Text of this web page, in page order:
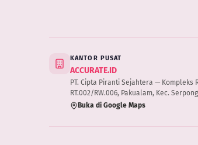
KANTOR PUSAT
ACCURATE.ID
PT. Cipta Piranti Sejahtera — Kompleks
RT.002/RW.006, Pakualam, Kec.
Buka di Google Maps